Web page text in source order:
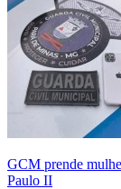
GCM prende
Paulo II